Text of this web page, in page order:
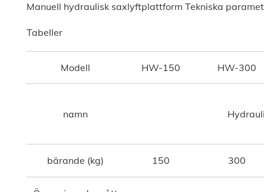
Manuell hydraulisk saxlyftplattform Tekniska
Tabeller
Modell HW-150 HW-300
namn
bärande (kg) 150 300